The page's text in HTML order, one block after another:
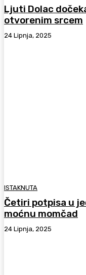
Ljuti Dolac
otvorenim srcem
24 Lipnja, 2025
ISTAKNUTA
Četiri potpisa u
moćnu momčad
24 Lipnja, 2025